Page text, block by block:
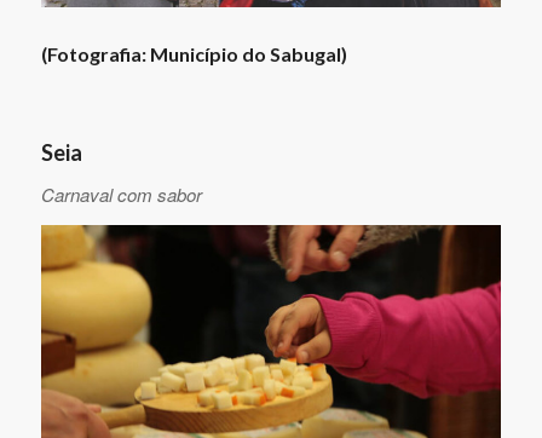
(Fotografia: Município do Sabugal)
Seia
Carnaval com sabor